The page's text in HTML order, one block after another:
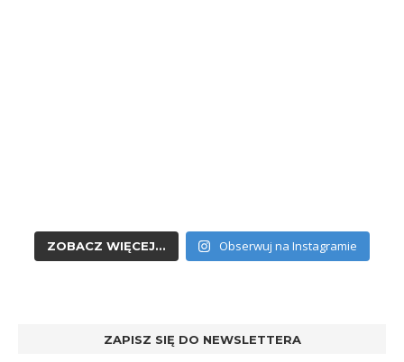
ZOBACZ WIĘCEJ... Obserwuj na Instagramie
ZAPISZ SIĘ DO NEWSLETTERA